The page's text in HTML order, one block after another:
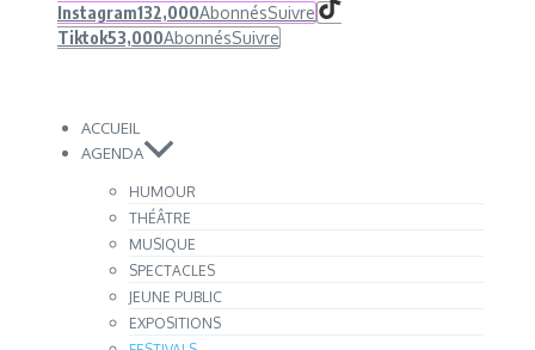
Instagram132,000AbonnésSuivre
Tiktok53,000AbonnésSuivre
ACCUEIL
AGENDA
HUMOUR
THÉÂTRE
MUSIQUE
SPECTACLES
JEUNE PUBLIC
EXPOSITIONS